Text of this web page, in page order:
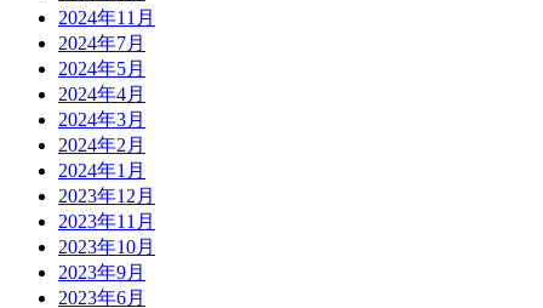
2024年11月
2024年7月
2024年5月
2024年4月
2024年3月
2024年2月
2024年1月
2023年12月
2023年11月
2023年10月
2023年9月
2023年6月